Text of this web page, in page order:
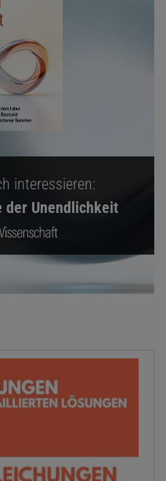
interessieren:
der Unendlichkeit